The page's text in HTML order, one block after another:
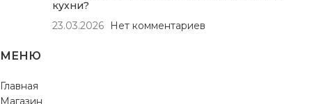
кухни?
23.03.2026
Нет комментариев
МЕНЮ
Главная
Магазин